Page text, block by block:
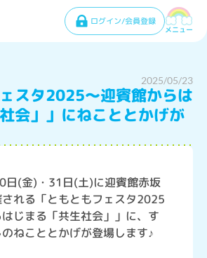
ログイン/会員登録
メニュー
2025/05/23
スタ2025～迎賓館からは
会」」にねこととかげが
(金)・31日(土)に迎賓館赤坂
れる「ともともフェスタ2025
じまる「共生社会」」に、す
ねこととかげが登場します♪